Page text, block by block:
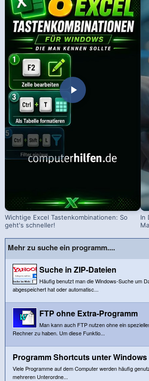
Wichtige Excel Tastenkombinationen: So
geht's schneller!
In
Mehr zu suche ein programm....
Suche in ZIP-Dateien
Häufig benutzt man die Windows-Suche um
abgespeichert hat oder automatisc...
FTP ohne Extra-Programm
Man kann auch FTP nutzen ohne ein
Rechner zu haben. Um diese Funktio...
Programm Shortcuts unter Windows
Viele Programme auf dem Computer werden häufig
mehreren Unterordne...